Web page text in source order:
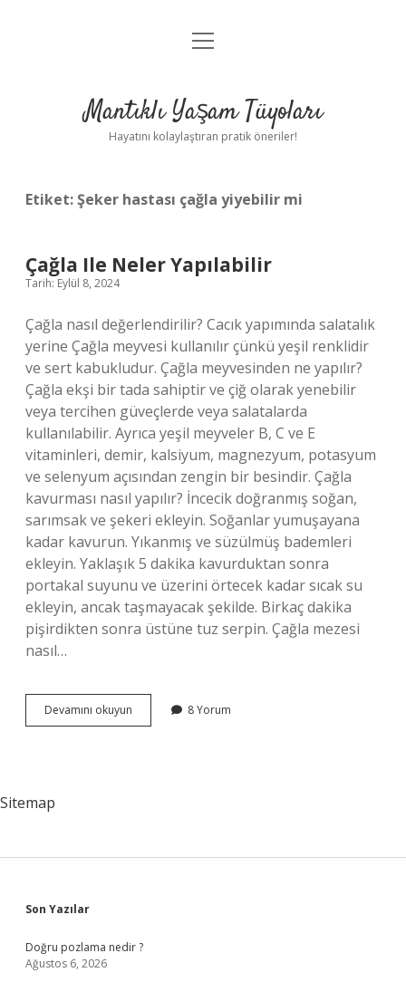
Anasayfa
Yasal Uyarı
menüyü
Mantıklı Yaşam Tüyoları
Hayatını kolaylaştıran pratik öneriler!
Etiket:Şeker hastası çağla yiyebilir mi
Çağla Ile Neler Yapılabilir
Tarih: Eylül 8, 2024
Çağla nasıl değerlendirilir? Cacık yapımında salatalık
yerine Çağla meyvesi kullanılır çünkü yeşil renklidir
ve sert kabukludur. Çağla meyvesinden ne yapılır?
Çağla ekşi bir tada sahiptir ve çiğ olarak yenebilir
veya tercihen güveçlerde veya salatalarda
kullanılabilir. Ayrıca yeşil meyveler B, C ve E
vitaminleri, demir, kalsiyum, magnezyum, potasyum
ve selenyum açısından zengin bir besindir. Çağla
kavurması nasıl yapılır? İncecik doğranmış soğan,
sarımsak ve şekeri ekleyin. Soğanlar yumuşayana
kadar kavurun. Yıkanmış ve süzülmüş bademleri
ekleyin. Yaklaşık 5 dakika kavurduktan sonra
portakal suyunu ve üzerini örtecek kadar sıcak su
ekleyin, ancak taşmayacak şekilde. Birkaç dakika
pişirdikten sonra üstüne tuz serpin. Çağla mezesi
nasıl…
Devamını okuyun
Ile
8 Yorum
Sitemap
Sidebar
Son Yazılar
Doğru pozlama nedir ?
Ağustos 6, 2026